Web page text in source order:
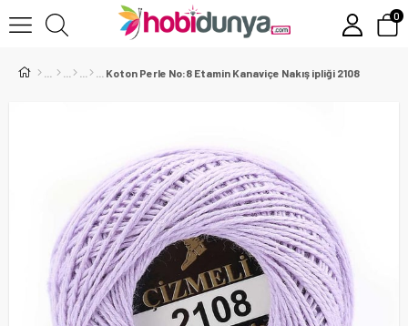
0
Koton Perle No:8 Etamin Kanaviçe Nakış ipliği 2108